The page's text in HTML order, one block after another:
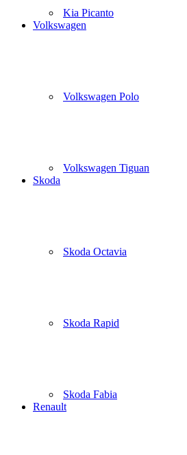
Kia Picanto
Volkswagen
Volkswagen Polo
Volkswagen Tiguan
Skoda
Skoda Octavia
Skoda Rapid
Skoda Fabia
Renault